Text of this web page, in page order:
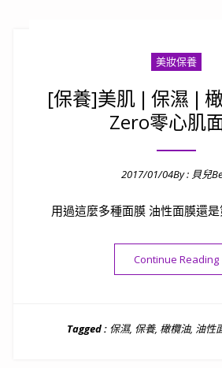
美妝保養
[保養]美肌❘保濕❘
Zero零心肌
2017/01/04By : 貝兒
用過這麼多種面膜 油性面膜
Continue Reading
Tagged : 保濕, 保養, 橄欖油, 油性